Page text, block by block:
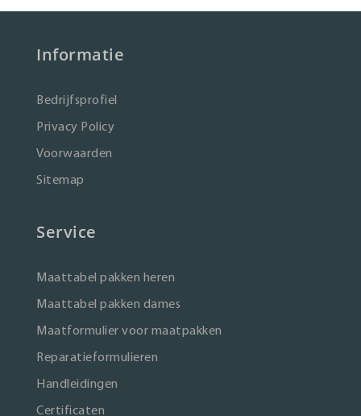
Informatie
Bedrijfsprofiel
Privacy Policy
Voorwaarden
Sitemap
Service
Maattabel pakken heren
Maattabel pakken dames
Maatformulier voor maatpakken
Reparatieformulieren
Handleidingen
Certificaten